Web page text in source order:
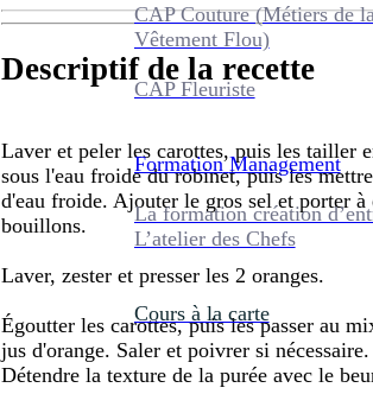
CAP Couture (Métiers de
Vêtement Flou)
CAP Fleuriste
Formation Management
La formation création
L’atelier des Chefs
Cours à la carte
Descriptif de la recette
Laver et peler les carottes, puis les tailler
sous l'eau froide du robinet, puis les
d'eau froide. Ajouter le gros sel et porter
bouillons.
Laver, zester et presser les 2 oranges.
Égoutter les carottes, puis les passer au
jus d'orange. Saler et poivrer si nécessaire.
Détendre la texture de la purée avec le